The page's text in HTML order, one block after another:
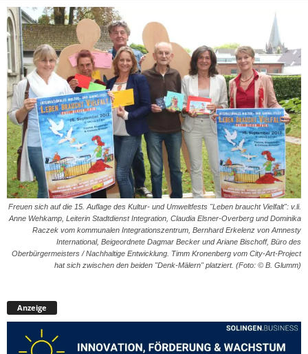
Freuen sich auf die 15. Auflage des Kultur- und Umweltfests "Leben braucht Vielfalt": v.li.
Anne Wehkamp, Leiterin Stadtdienst Integration, Claudia Elsner-Overberg und Dominika
Raczek vom kommunalen Integrationszentrum, Bernhard Erkelenz von Amnesty
International, Beigeordnete Dagmar Becker und Ariane Bischoff, Büro des
Oberbürgermeisters / Nachhaltige Entwicklung. Timm Kronenberg vom City-Art-Project
hat sich zwischen den beiden "Denk-Mälern" platziert. (Foto: © B. Glumm)
Anzeige